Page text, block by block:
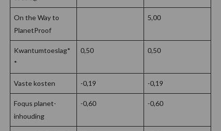
On the Way to
PlanetProof
5,00
Kwantumtoeslag*
*
0,50 0,50
Vaste kosten -0,19 -0,19
Foqus planet-
inhouding
-0,60 -0,60